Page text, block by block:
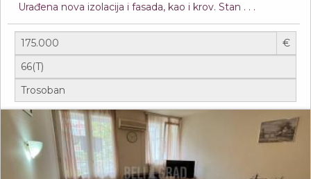
Urađena nova izolacija i fasada, kao i krov. Stan . . .
€